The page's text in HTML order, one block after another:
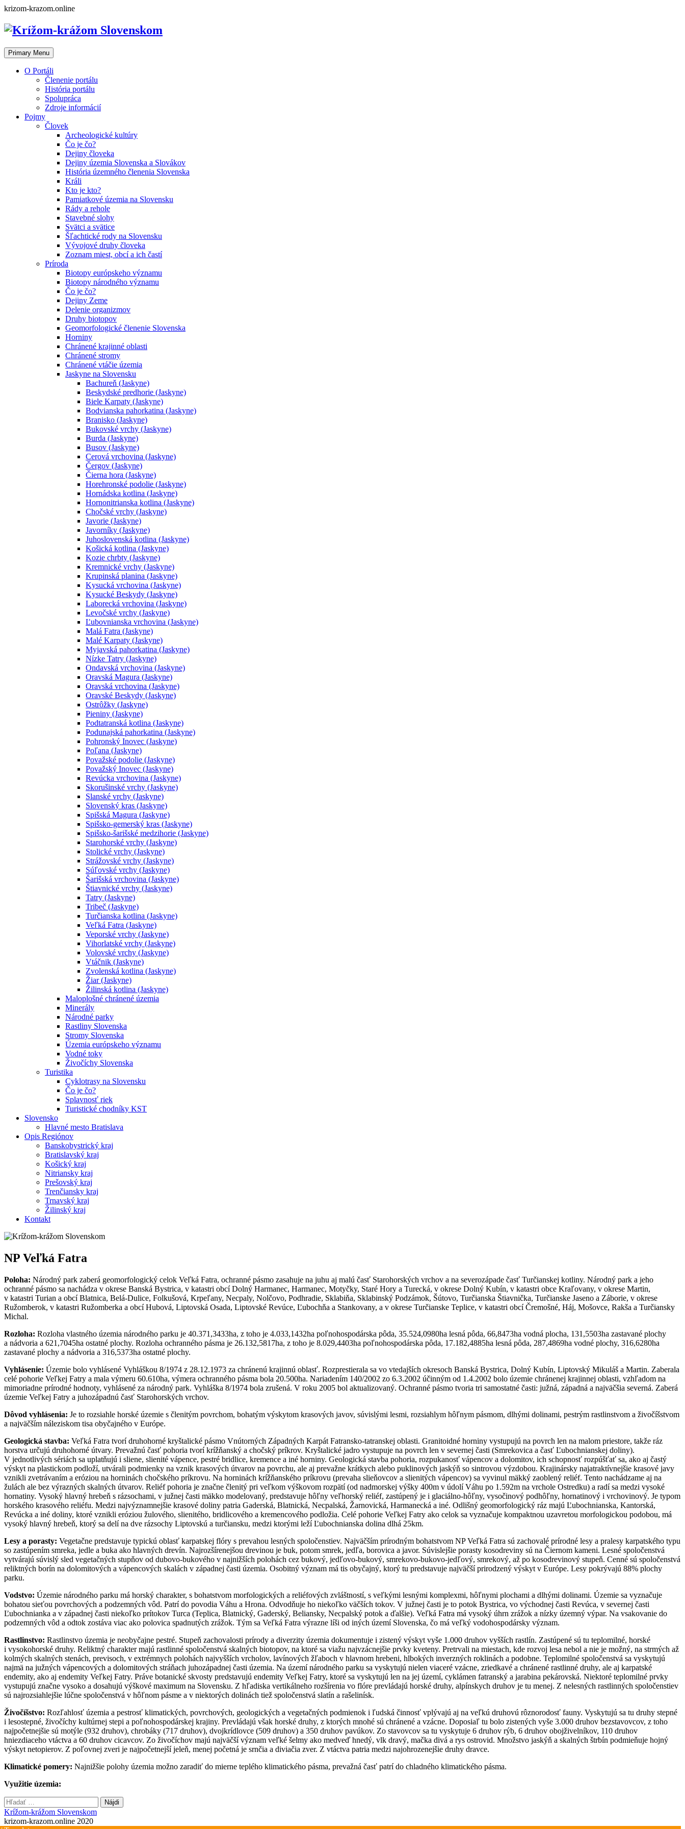
Skip
content
krizom-krazom.online
Primary Menu
O Portáli
Členenie portálu
História portálu
Spolupráca
Zdroje informácií
Pojmy
Človek
Archeologické kultúry
Čo je čo?
Dejiny človeka
Dejiny územia Slovenska a Slovákov
História územného členenia Slovenska
Králi
Kto je kto?
Pamiatkové územia na Slovensku
Rády a rehole
Stavebné slohy
Svätci a svätice
Šľachtické rody na Slovensku
Vývojové druhy človeka
Zoznam miest, obcí a ich častí
Príroda
Biotopy európskeho významu
Biotopy národného významu
Čo je čo?
Dejiny Zeme
Delenie organizmov
Druhy biotopov
Geomorfologické členenie Slovenska
Horniny
Chránené krajinné oblasti
Chránené stromy
Chránené vtáčie územia
Jaskyne na Slovensku
Bachureň (Jaskyne)
Beskydské predhorie (Jaskyne)
Biele Karpaty (Jaskyne)
Bodvianska pahorkatina (Jaskyne)
Branisko (Jaskyne)
Bukovské vrchy (Jaskyne)
Burda (Jaskyne)
Busov (Jaskyne)
Cerová vrchovina (Jaskyne)
Čergov (Jaskyne)
Čierna hora (Jaskyne)
Horehronské podolie (Jaskyne)
Hornádska kotlina (Jaskyne)
Hornonitrianska kotlina (Jaskyne)
Chočské vrchy (Jaskyne)
Javorie (Jaskyne)
Javorníky (Jaskyne)
Juhoslovenská kotlina (Jaskyne)
Košická kotlina (Jaskyne)
Kozie chrbty (Jaskyne)
Kremnické vrchy (Jaskyne)
Krupinská planina (Jaskyne)
Kysucká vrchovina (Jaskyne)
Kysucké Beskydy (Jaskyne)
Laborecká vrchovina (Jaskyne)
Levočské vrchy (Jaskyne)
Ľubovnianska vrchovina (Jaskyne)
Malá Fatra (Jaskyne)
Malé Karpaty (Jaskyne)
Myjavská pahorkatina (Jaskyne)
Nízke Tatry (Jaskyne)
Ondavská vrchovina (Jaskyne)
Oravská Magura (Jaskyne)
Oravská vrchovina (Jaskyne)
Oravské Beskydy (Jaskyne)
Ostrôžky (Jaskyne)
Pieniny (Jaskyne)
Podtatranská kotlina (Jaskyne)
Podunajská pahorkatina (Jaskyne)
Pohronský Inovec (Jaskyne)
Poľana (Jaskyne)
Považské podolie (Jaskyne)
Považský Inovec (Jaskyne)
Revúcka vrchovina (Jaskyne)
Skorušinské vrchy (Jaskyne)
Slanské vrchy (Jaskyne)
Slovenský kras (Jaskyne)
Spišská Magura (Jaskyne)
Spišsko-gemerský kras (Jaskyne)
Spišsko-šarišské medzihorie (Jaskyne)
Starohorské vrchy (Jaskyne)
Stolické vrchy (Jaskyne)
Strážovské vrchy (Jaskyne)
Súľovské vrchy (Jaskyne)
Šarišská vrchovina (Jaskyne)
Štiavnické vrchy (Jaskyne)
Tatry (Jaskyne)
Tribeč (Jaskyne)
Turčianska kotlina (Jaskyne)
Veľká Fatra (Jaskyne)
Veporské vrchy (Jaskyne)
Vihorlatské vrchy (Jaskyne)
Volovské vrchy (Jaskyne)
Vtáčnik (Jaskyne)
Zvolenská kotlina (Jaskyne)
Žiar (Jaskyne)
Žilinská kotlina (Jaskyne)
Maloplošné chránené územia
Minerály
Národné parky
Rastliny Slovenska
Stromy Slovenska
Územia európskeho významu
Vodné toky
Živočíchy Slovenska
Turistika
Cyklotrasy na Slovensku
Čo je čo?
Splavnosť riek
Turistické chodníky KST
Slovensko
Hlavné mesto Bratislava
Opis Regiónov
Banskobystrický kraj
Bratislavský kraj
Košický kraj
Nitriansky kraj
Prešovský kraj
Trenčiansky kraj
Trnavský kraj
Žilinský kraj
Kontakt
NP Veľká Fatra
Poloha: Národný park zaberá geomorfologický celok Veľká Fatra, ochranné pásmo zasahuje na juhu aj malú časť Starohorských vrchov a na severozápade časť Turčianskej kotliny. Národný park a jeho
ochranné pásmo sa nachádza v okrese Banská Bystrica, v katastri obcí Dolný Harmanec, Harmanec, Motyčky, Staré Hory a Turecká, v okrese Dolný Kubín, v katastri obce Kraľovany, v okrese Martin,
v katastri Turian a obcí Blatnica, Belá-Dulice, Folkušová, Krpeľany, Necpaly, Nolčovo, Podhradie, Sklabiňa, Sklabinský Podzámok, Šútovo, Turčianska Štiavnička, Turčianske Jaseno a Záborie, v okrese
Ružomberok, v katastri Ružomberka a obcí Hubová, Liptovská Osada, Liptovské Revúce, Ľubochňa a Stankovany, a v okrese Turčianske Teplice, v katastri obcí Čremošné, Háj, Mošovce, Rakša a Turčiansky
Michal.
Rozloha: Rozloha vlastného územia národného parku je 40.371,3433ha, z toho je 4.033,1432ha poľnohospodárska pôda, 35.524,0980ha lesná pôda, 66,8473ha vodná plocha, 131,5503ha zastavané plochy
a nádvoria a 621,7045ha ostatné plochy. Rozloha ochranného pásma je 26.132,5817ha, z toho je 8.029,4403ha poľnohospodárska pôda, 17.182,4885ha lesná pôda, 287,4869ha vodné plochy, 316,6280ha
zastavané plochy a nádvoria a 316,5373ha ostatné plochy.
Vyhlásenie: Územie bolo vyhlásené Vyhláškou 8/1974 z 28.12.1973 za chránenú krajinnú oblasť. Rozprestierala sa vo vtedajších okresoch Banská Bystrica, Dolný Kubín, Liptovský Mikuláš a Martin. Zaberala
celé pohorie Veľkej Fatry a mala výmeru 60.610ha, výmera ochranného pásma bola 20.500ha. Nariadením 140/2002 zo 6.3.2002 účinným od 1.4.2002 bolo územie chránenej krajinnej oblasti, vzhľadom na
mimoriadne prírodné hodnoty, vyhlásené za národný park. Vyhláška 8/1974 bola zrušená. V roku 2005 bol aktualizovaný. Ochranné pásmo tvoria tri samostatné časti: južná, západná a najväčšia severná. Zaberá
územie Veľkej Fatry a juhozápadnú časť Starohorských vrchov.
Dôvod vyhlásenia: Je to rozsiahle horské územie s členitým povrchom, bohatým výskytom krasových javov, súvislými lesmi, rozsiahlym hôľnym pásmom, dlhými dolinami, pestrým rastlinstvom a živočíšstvom
a najväčším náleziskom tisa obyčajného v Európe.
Geologická stavba: Veľká Fatra tvorí druhohorné kryštalické pásmo Vnútorných Západných Karpát Fatransko-tatranskej oblasti. Granitoidné horniny vystupujú na povrch len na malom priestore, takže ráz
horstva určujú druhohorné útvary. Prevažnú časť pohoria tvorí krížňanský a chočský príkrov. Kryštalické jadro vystupuje na povrch len v severnej časti (Smrekovica a časť Ľubochnianskej doliny).
V jednotlivých sériách sa uplatňujú i sliene, slienité vápence, pestré bridlice, kremence a iné horniny. Geologická stavba pohoria, rozpukanosť vápencov a dolomitov, ich schopnosť rozpúšťať sa, ako aj častý
výskyt na plastickom podloží, utvárali podmienky na vznik krasových útvarov na povrchu, ale aj prevažne krátkych alebo puklinových jaskýň so sintrovou výzdobou. Krajinársky najatraktívnejšie krasové javy
vznikli zvetrávaním a eróziou na horninách chočského príkrovu. Na horninách krížňanského príkrovu (prevaha slieňovcov a slienitých vápencov) sa vyvinul mäkký zaoblený reliéf. Tento nachádzame aj na
žulách ale bez výrazných skalných útvarov. Reliéf pohoria je značne členitý pri veľkom výškovom rozpätí (od nadmorskej výšky 400m v údolí Váhu po 1.592m na vrchole Ostredku) a radí sa medzi vysoké
hornatiny. Vysoký hlavný hrebeň s rázsochami, v južnej časti mäkko modelovaný, predstavuje hôľny veľhorský reliéf, zastúpený je i glaciálno-hôľny, vysočinový podhôľny, hornatinový i vrchovinový. Je typom
horského krasového reliéfu. Medzi najvýznamnejšie krasové doliny patria Gaderská, Blatnická, Necpalská, Žarnovická, Harmanecká a iné. Odlišný geomorfologický ráz majú Ľubochnianska, Kantorská,
Revúcka a iné doliny, ktoré vznikli eróziou žulového, slienitého, bridlicového a kremencového podložia. Celé pohorie Veľkej Fatry ako celok sa vyznačuje kompaktnou uzavretou morfologickou podobou, má
vysoký hlavný hrebeň, ktorý sa delí na dve rázsochy Liptovskú a turčiansku, medzi ktorými leží Ľubochnianska dolina dlhá 25km.
Lesy a porasty: Vegetačne predstavuje typickú oblasť karpatskej flóry s prevahou lesných spoločenstiev. Najväčším prírodným bohatstvom NP Veľká Fatra sú zachovalé prírodné lesy a pralesy karpatského typu
so zastúpením smreka, jedle a buka ako hlavných drevín. Najrozšírenejšou drevinou je buk, potom smrek, jedľa, borovica a javor. Súvislejšie porasty kosodreviny sú na Čiernom kameni. Lesné spoločenstvá
vytvárajú súvislý sled vegetačných stupňov od dubovo-bukového v najnižších polohách cez bukový, jedľovo-bukový, smrekovo-bukovo-jedľový, smrekový, až po kosodrevinový stupeň. Cenné sú spoločenstvá
reliktných borín na dolomitových a vápencových skalách v západnej časti územia. Osobitný význam má tis obyčajný, ktorý tu predstavuje najväčší prirodzený výskyt v Európe. Lesy pokrývajú 88% plochy
parku.
Vodstvo: Územie národného parku má horský charakter, s bohatstvom morfologických a reliéfových zvláštností, s veľkými lesnými komplexmi, hôľnymi plochami a dlhými dolinami. Územie sa vyznačuje
bohatou sieťou povrchových a podzemných vôd. Patrí do povodia Váhu a Hrona. Odvodňuje ho niekoľko väčších tokov. V južnej časti je to potok Bystrica, vo východnej časti Revúca, v severnej časti
Ľubochnianka a v západnej časti niekoľko prítokov Turca (Teplica, Blatnický, Gaderský, Beliansky, Necpalský potok a ďalšie). Veľká Fatra má vysoký úhrn zrážok a nízky územný výpar. Na vsakovanie do
podzemných vôd a odtok zostáva viac ako polovica spadnutých zrážok. Tým sa Veľká Fatra výrazne líši od iných území Slovenska, čo má veľký vodohospodársky význam.
Rastlinstvo: Rastlinstvo územia je neobyčajne pestré. Stupeň zachovalosti prírody a diverzity územia dokumentuje i zistený výskyt vyše 1.000 druhov vyšších rastlín. Zastúpené sú tu teplomilné, horské
i vysokohorské druhy. Reliktný charakter majú rastlinné spoločenstvá skalných biotopov, na ktoré sa viažu najvzácnejšie prvky kveteny. Pretrvali na miestach, kde rozvoj lesa nebol a nie je možný, na strmých až
kolmých skalných stenách, previsoch, v extrémnych polohách najvyšších vrcholov, lavínových žľaboch v hlavnom hrebeni, hlbokých inverzných roklinách a podobne. Teplomilné spoločenstvá sa vyskytujú
najmä na južných vápencových a dolomitových stráňach juhozápadnej časti územia. Na území národného parku sa vyskytujú nielen viaceré vzácne, zriedkavé a chránené rastlinné druhy, ale aj karpatské
endemity, ako aj endemity Veľkej Fatry. Práve botanické skvosty predstavujú endemity Veľkej Fatry, ktoré sa vyskytujú len na jej území, cyklámen fatranský a jarabina pekárovská. Niektoré teplomilné prvky
vystupujú značne vysoko a dosahujú výškové maximum na Slovensku. Z hľadiska vertikálneho rozšírenia vo flóre prevládajú horské druhy, alpínskych druhov je tu menej. Z nelesných rastlinných spoločenstiev
sú najrozsiahlejšie lúčne spoločenstvá v hôľnom pásme a v niektorých dolinách tiež spoločenstvá slatín a rašelinísk.
Živočíšstvo: Rozľahlosť územia a pestrosť klimatických, povrchových, geologických a vegetačných podmienok i ľudská činnosť vplývajú aj na veľkú druhovú rôznorodosť fauny. Vyskytujú sa tu druhy stepné
i lesostepné, živočíchy kultúrnej stepi a poľnohospodárskej krajiny. Prevládajú však horské druhy, z ktorých mnohé sú chránené a vzácne. Doposiaľ tu bolo zistených vyše 3.000 druhov bezstavovcov, z toho
najpočetnejšie sú motýle (932 druhov), chrobáky (717 druhov), dvojkrídlovce (509 druhov) a 350 druhov pavúkov. Zo stavovcov sa tu vyskytuje 6 druhov rýb, 6 druhov obojživelníkov, 110 druhov
hniezdiaceho vtáctva a 60 druhov cicavcov. Zo živočíchov majú najväčší význam veľké šelmy ako medveď hnedý, vlk dravý, mačka divá a rys ostrovid. Množstvo jaskýň a skalných štrbín podmieňuje hojný
výskyt netopierov. Z poľovnej zveri je najpočetnejší jeleň, menej početná je srnčia a diviačia zver. Z vtáctva patria medzi najohrozenejšie druhy dravce.
Klimatické pomery: Najnižšie polohy územia možno zaradiť do mierne teplého klimatického pásma, prevažná časť patrí do chladného klimatického pásma.
Využitie územia:
Hľadať:
Krížom-krážom Slovenskom
krizom-krazom.online 2020